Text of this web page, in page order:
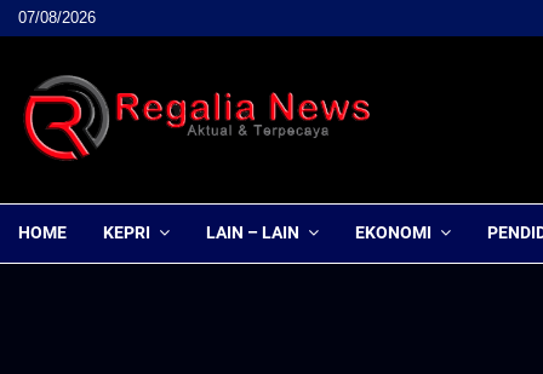
07/08/2026
HOME KEPRI LAIN – LAIN EKONOMI